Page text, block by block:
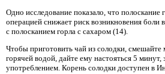
Одно исследование показало, что полоскание
операцией снижает риск возникновения боли
с полосканием горла с сахаром (14).
Чтобы приготовить чай из солодки, смешайте
горячей водой, дайте ему настояться 5 минут,
употреблением. Корень солодки доступен в